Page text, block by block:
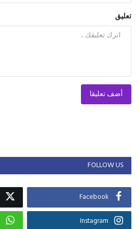
تعليق
أضف تعليقا
FOLLOW US
Facebook
Instagram